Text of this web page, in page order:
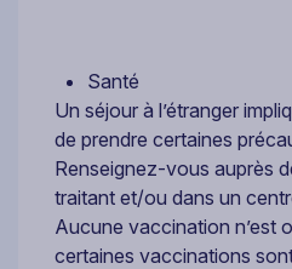
Santé
Un séjour à l’étranger
de prendre certaines
Renseignez-vous auprès
traitant et/ou dans un
Aucune vaccination n’est
certaines vaccinations